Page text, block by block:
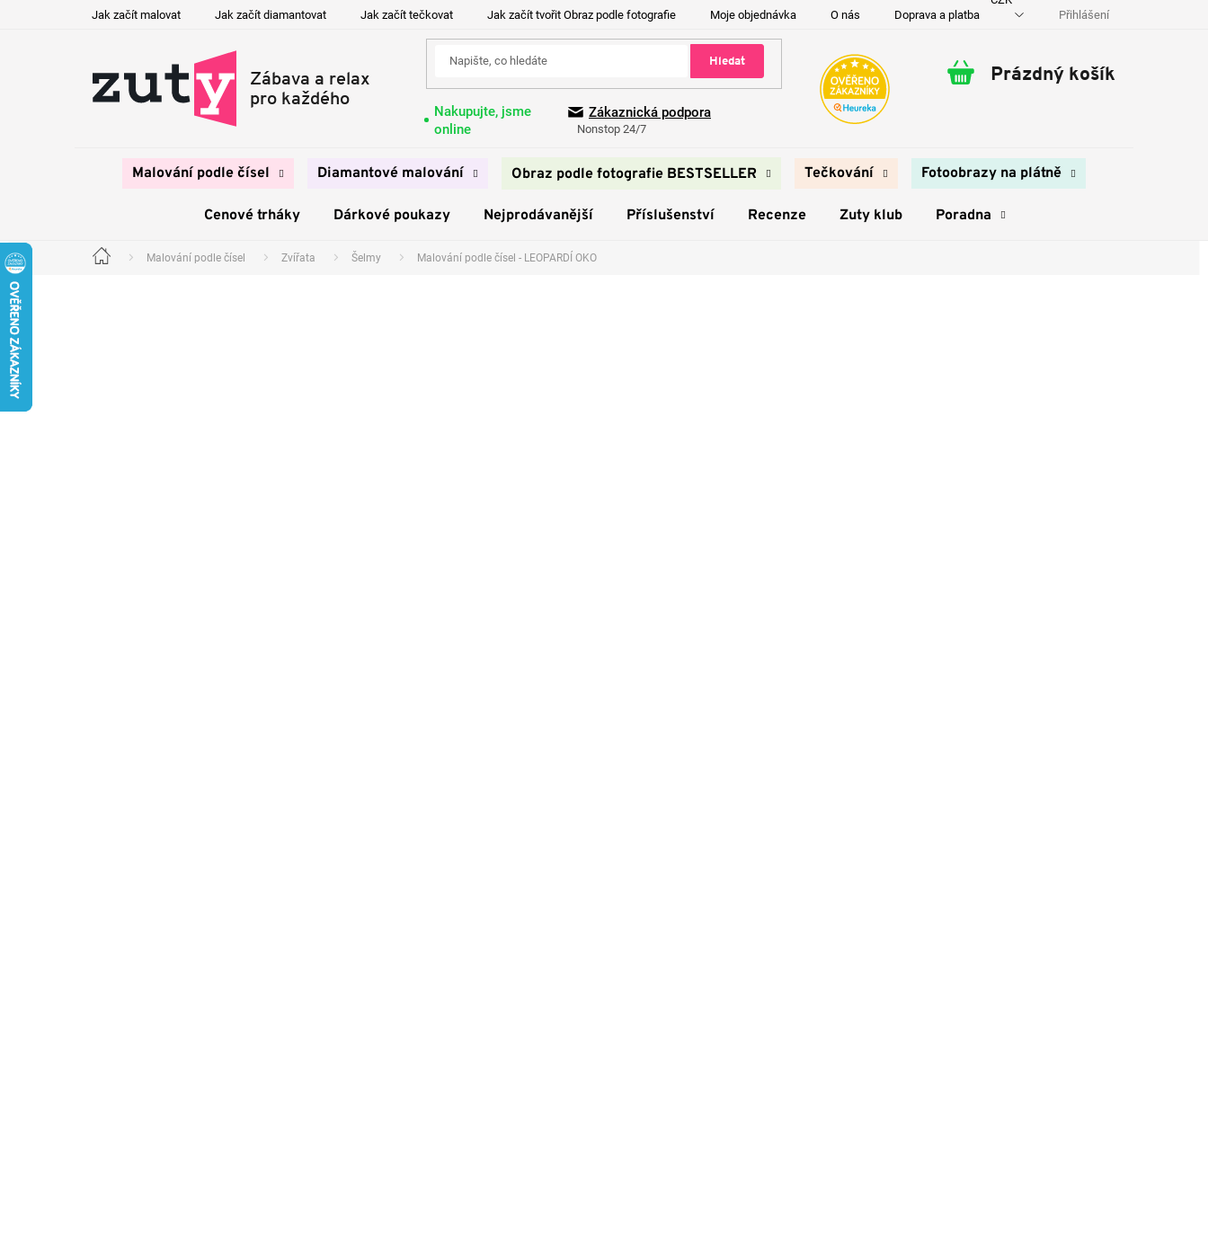
Jak začít malovat Jak začít diamantovat Jak začít tečkovat Jak začít tvořit Obraz podle fotografie Moje objednávka O nás Doprava a platba Kontakty Přihlášení
Hledat
Nakupujte, jsme
online
Zákaznická podpora
Nonstop 24/7
Nákupní
Prázdný košík
Malování podle čísel Diamantové malování Obraz podle fotografie BESTSELLER Tečkování Fotoobrazy na plátně
Cenové trháky Dárkové poukazy Nejprodávanější Příslušenství Recenze Zuty klub Poradna
Domů Malování podle čísel Zvířata Šelmy Malování podle čísel - LEOPARDÍ OKO